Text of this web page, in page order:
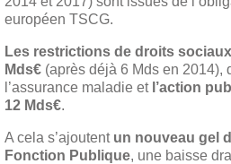
européen TSCG.
Les restrictions de droits
Mds€ (après déjà 6 Mds en 2014),
l’assurance maladie et l’action
12 Mds€.
A cela s’ajoutent un nouveau gel
Fonction Publique, une baisse